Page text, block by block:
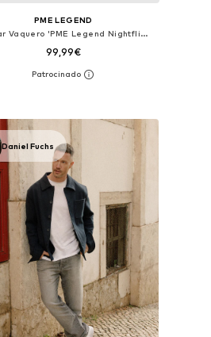
PME LEGEND
regular Vaquero 'PME Legend Nightflight regular fit jeans'
99,99€
+2
Disponible en muchas tallas
Daniel Fuchs